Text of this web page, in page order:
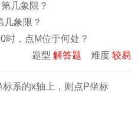
几象限？
几象限？
时，点M位于何处？
题型 解答题 难度 较易
系的x轴上，则点P坐标